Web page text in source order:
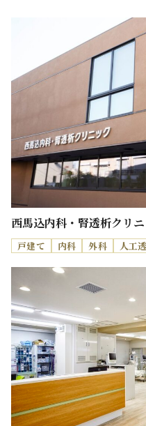
西馬込内科・腎透析クリ
戸建て 内科 外科 人工